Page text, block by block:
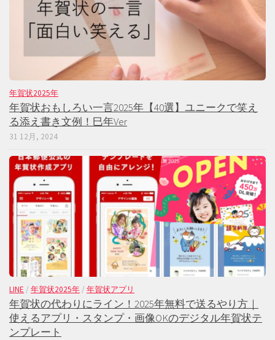
年賀状2025年
年賀状おもしろい一言2025年【40選】ユニークで笑え
る添え書き文例！巳年Ver
31 12月, 2024
LINE / 年賀状2025年 / 年賀状アプリ
年賀状の代わりにライン！2025年無料で送るやり方｜
使えるアプリ・スタンプ・画像OKのデジタル年賀状テ
ンプレート